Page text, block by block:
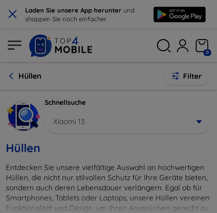
× Laden Sie unsere App herunter und
shoppen Sie noch einfacher.
0
Hüllen Filter
Schnellsuche
Xiaomi 13
Hüllen
Entdecken Sie unsere vielfältige Auswahl an hochwertigen
Hüllen, die nicht nur stilvollen Schutz für Ihre Geräte bieten,
sondern auch deren Lebensdauer verlängern. Egal ob für
Smartphones, Tablets oder Laptops, unsere Hüllen vereinen
Funktionalität und Design, um Ihren Ansprüchen gerecht zu